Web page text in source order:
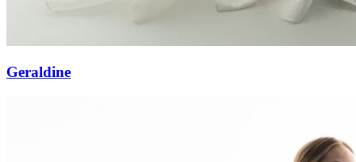
Geraldine